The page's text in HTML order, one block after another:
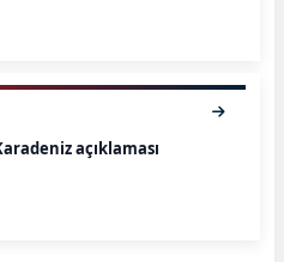
açıklaması